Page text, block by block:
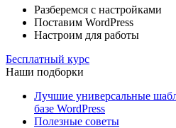
Разберемся с настройками
Поставим WordPress
Настроим для работы
Бесплатный курс
Наши подборки
Лучшие универсальные
базе WordPress
Полезные советы